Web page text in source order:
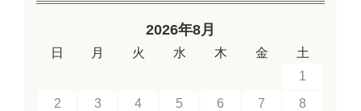
2026年8月
日 月 火 水 木 金
土
1
2
3 4 5 6 7
8